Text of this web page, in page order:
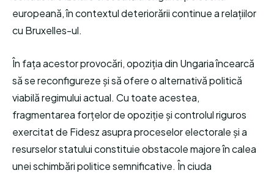
europeană, în contextul deteriorării continue a relațiilor
cu Bruxelles-ul.
În fața acestor provocări, opoziția din Ungaria încearcă
să se reconfigureze și să ofere o alternativă politică
viabilă regimului actual. Cu toate acestea,
fragmentarea forțelor de opoziție și controlul riguros
exercitat de Fidesz asupra proceselor electorale și a
resurselor statului constituie obstacole majore în calea
unei schimbări politice semnificative. În ciuda